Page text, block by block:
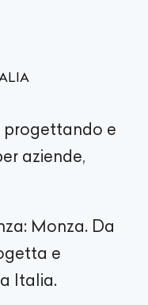
progettando e
aziende,
Monza. Da
e
Italia.